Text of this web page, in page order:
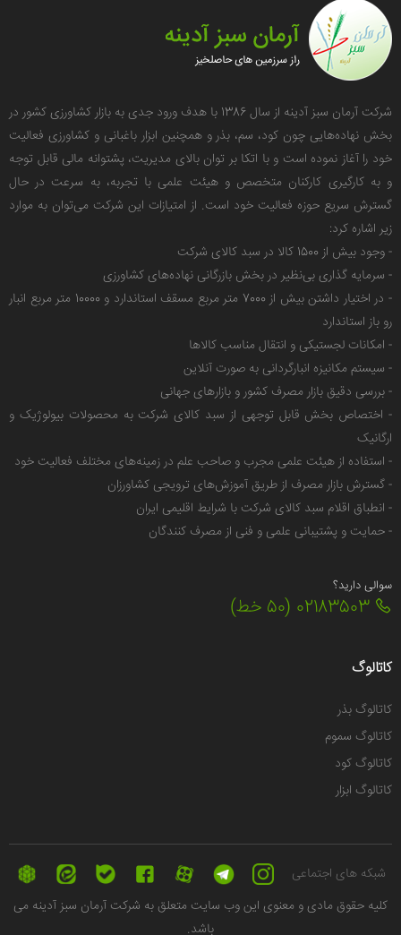
شرکت آرمان سبز آدینه از سال 1386 با هدف ورود جدی به بازار کشاورزی کشور در
بخش نهاده‌هایی چون کود، سم، بذر و همچنین ابزار باغبانی و کشاورزی فعالیت
خود را آغاز نموده است و با اتکا بر توان بالای مدیریت، پشتوانه مالی قابل توجه
و به کارگیری کارکنان متخصص و هیئت علمی با تجربه، به سرعت در حال
گسترش سریع حوزه فعالیت خود است. از امتیازات این شرکت می‌توان به موارد
زیر اشاره کرد:
- وجود بیش از 1500 کالا در سبد کالای شرکت
- سرمایه گذاری بی‌نظیر در بخش بازرگانی نهاده‌های کشاورزی
- در اختیار داشتن بیش از 7000 متر مربع مسقف استاندارد و 10000 متر مربع انبار
رو باز استاندارد
- امکانات لجستیکی و انتقال مناسب کالاها
- سیستم مکانیزه انبارگردانی به صورت آنلاین
- بررسی دقیق بازار مصرف کشور و بازارهای جهانی
- اختصاص بخش قابل توجهی از سبد کالای شرکت به محصولات بیولوژیک و
ارگانیک
- استفاده از هیئت علمی مجرب و صاحب علم در زمینه‌های مختلف فعالیت خود
- گسترش بازار مصرف از طریق آموزش‌های ترویجی کشاورزان
- انطباق اقلام سبد کالای شرکت با شرایط اقلیمی ایران
- حمایت و پشتیبانی علمی و فنی از مصرف کنندگان
سوالی دارید؟
02183503 (50 خط)
کاتالوگ
کاتالوگ بذر
کاتالوگ سموم
کاتالوگ کود
کاتالوگ ابزار
كليه حقوق مادی و معنوی اين وب سايت متعلق به شرکت آرمان سبز آدینه می
باشد.
شبکه های اجتماعی